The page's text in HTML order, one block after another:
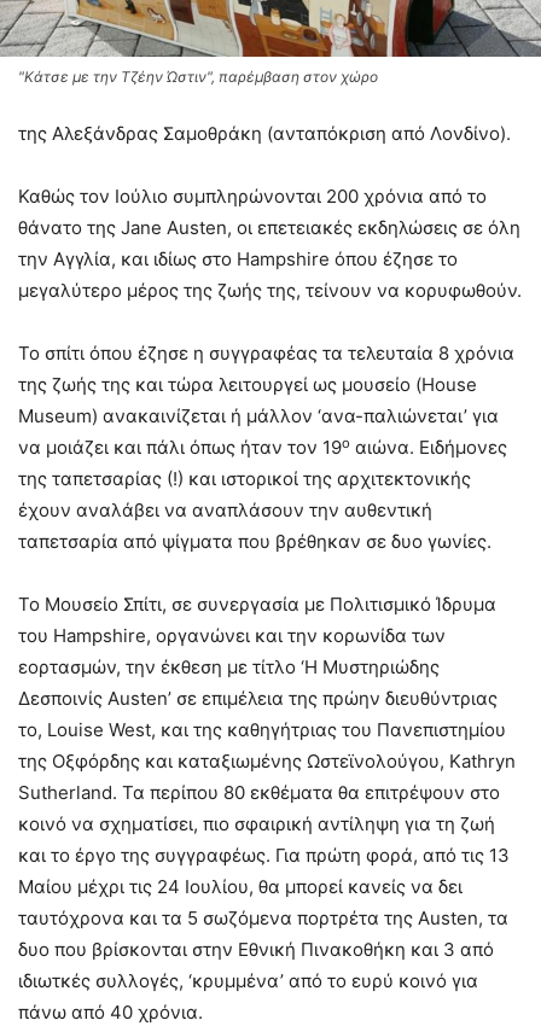
"Κάτσε με την Τζέην Ώστιν", παρέμβαση στον χώρο
της Αλεξάνδρας Σαμοθράκη (ανταπόκριση από Λονδίνο).
Καθώς τον Ιούλιο συμπληρώνονται 200 χρόνια από το
θάνατο της Jane Austen, οι επετειακές εκδηλώσεις σε όλη
την Αγγλία, και ιδίως στο Hampshire όπου έζησε το
μεγαλύτερο μέρος της ζωής της, τείνουν να κορυφωθούν.
Το σπίτι όπου έζησε η συγγραφέας τα τελευταία 8 χρόνια
της ζωής της και τώρα λειτουργεί ως μουσείο (House
Museum) ανακαινίζεται ή μάλλον ‘ανα-παλιώνεται’ για
να μοιάζει και πάλι όπως ήταν τον 19ο αιώνα. Ειδήμονες
της ταπετσαρίας (!) και ιστορικοί της αρχιτεκτονικής
έχουν αναλάβει να αναπλάσουν την αυθεντική
ταπετσαρία από ψίγματα που βρέθηκαν σε δυο γωνίες.
Το Μουσείο Σπίτι, σε συνεργασία με Πολιτισμικό Ίδρυμα
του Hampshire, οργανώνει και την κορωνίδα των
εορτασμών, την έκθεση με τίτλο ‘Η Μυστηριώδης
Δεσποινίς Austen’ σε επιμέλεια της πρώην διευθύντριας
το, Louise West, και της καθηγήτριας του Πανεπιστημίου
της Οξφόρδης και καταξιωμένης Ωστεϊνολούγου, Kathryn
Sutherland. Τα περίπου 80 εκθέματα θα επιτρέψουν στο
κοινό να σχηματίσει, πιο σφαιρική αντίληψη για τη ζωή
και το έργο της συγγραφέως. Για πρώτη φορά, από τις 13
Μαίου μέχρι τις 24 Ιουλίου, θα μπορεί κανείς να δει
ταυτόχρονα και τα 5 σωζόμενα πορτρέτα της Austen, τα
δυο που βρίσκονται στην Εθνική Πινακοθήκη και 3 από
ιδιωτκές συλλογές, ‘κρυμμένα’ από το ευρύ κοινό για
πάνω από 40 χρόνια.